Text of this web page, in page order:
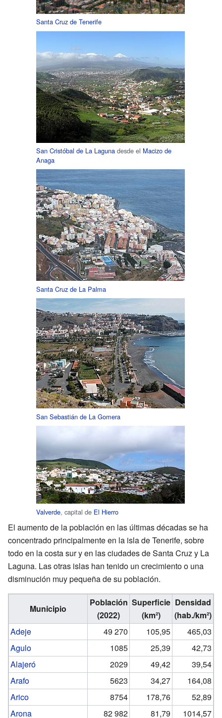
Santa Cruz de Tenerife
San Cristóbal de La Laguna desde el Macizo de
Anaga
Santa Cruz de La Palma
San Sebastián de La Gomera
Valverde, capital de El Hierro
El aumento de la población en las últimas décadas se ha
concentrado principalmente en la isla de Tenerife, sobre
todo en la costa sur y en las ciudades de Santa Cruz y La
Laguna. Las otras islas han tenido un crecimiento o una
disminución muy pequeña de su población.
Municipio
Población
(2022)
Superficie
(km²)
Densidad
(hab./km²)
Adeje
49 270 105,95
465,03
Agulo
1085 25,39
42,73
Alajeró
2029 49,42
39,54
Arafo
5623 34,27
164,08
Arico
8754 178,76
52,89
Arona
82 982 81,79 1014,57